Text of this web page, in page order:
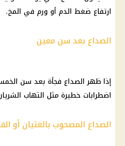
ارتفاع ضغط الدم أو ورم في المخ.
الصداع بعد سن معين
إذا ظهر الصداع فجأة بعد سن
اضطرابات خطيرة مثل التهاب
الصداع المصحوب بالغثيان أو